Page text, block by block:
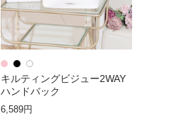
キルティングビジュー2WAY
ハンドバック
6,589円